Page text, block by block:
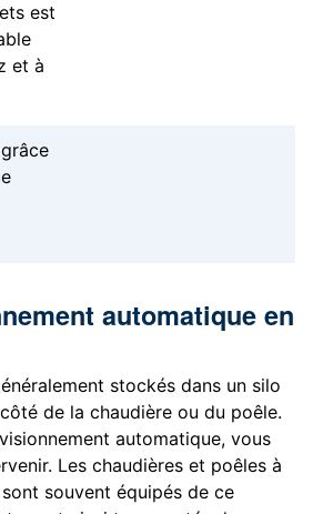
est
et à
automatique en
stockés dans un silo
de la chaudière ou du poêle.
automatique, vous
Les chaudières et poêles à
souvent équipés de ce